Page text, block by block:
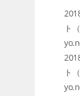
ト
ト